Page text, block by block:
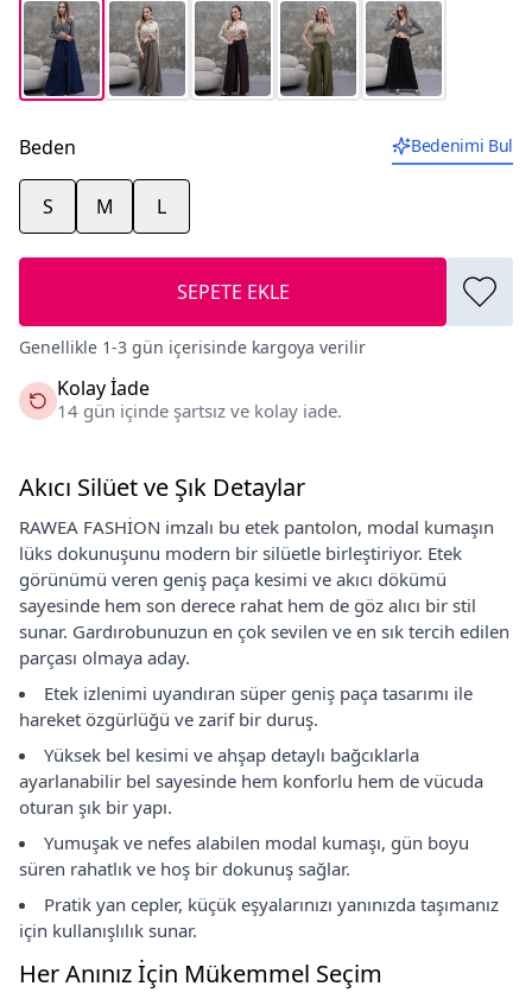
Beden Bedenimi Bul
S M L
SEPETE EKLE
Genellikle 1-3 gün içerisinde kargoya verilir
Kolay İade
14 gün içinde şartsız ve kolay iade.
Akıcı Silüet ve Şık Detaylar
RAWEA FASHİON imzalı bu etek pantolon, modal kumaşın
lüks dokunuşunu modern bir silüetle birleştiriyor. Etek
görünümü veren geniş paça kesimi ve akıcı dökümü
sayesinde hem son derece rahat hem de göz alıcı bir stil
sunar. Gardırobunuzun en çok sevilen ve en sık tercih edilen
parçası olmaya aday.
Etek izlenimi uyandıran süper geniş paça tasarımı ile
hareket özgürlüğü ve zarif bir duruş.
Yüksek bel kesimi ve ahşap detaylı bağcıklarla
ayarlanabilir bel sayesinde hem konforlu hem de vücuda
oturan şık bir yapı.
Yumuşak ve nefes alabilen modal kumaşı, gün boyu
süren rahatlık ve hoş bir dokunuş sağlar.
Pratik yan cepler, küçük eşyalarınızı yanınızda taşımanız
için kullanışlılık sunar.
Her Anınız İçin Mükemmel Seçim